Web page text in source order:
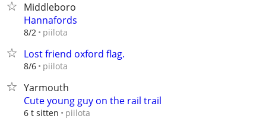
Middleboro
Hannafords
8/2 piilota
Lost friend oxford flag.
8/6 piilota
Yarmouth
Cute young guy on the rail trail
6 t sitten piilota